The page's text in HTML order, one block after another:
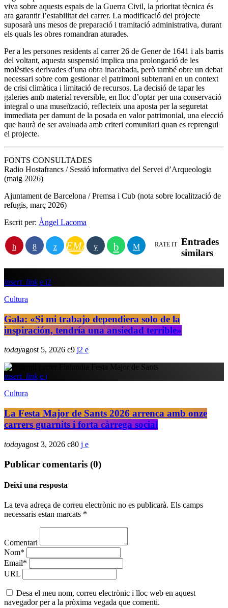
viva sobre aquests espais de la Guerra Civil, la prioritat tècnica és
ara garantir l’estabilitat del carrer. La modificació del projecte
suposarà uns mesos de preparació i tramitació administrativa, durant
els quals les obres romandran aturades.
Per a les persones residents al carrer 26 de Gener de 1641 i als barris
del voltant, aquesta suspensió implica una prolongació de les
molèsties derivades d’una obra inacabada, però també obre un debat
necessari sobre com gestionar el patrimoni subterrani en un context
de crisi climàtica i limitació de recursos. La decisió de tapar les
galeries amb material reversible, en lloc d’optar per una conservació
integral o una museïtzació, reflecteix una aposta per la seguretat
immediata per damunt de la posada en valor patrimonial, una elecció
que haurà de ser avaluada amb criteri comunitari quan es reprengui
el projecte.
FONTS CONSULTADES
Radio Hostafrancs / Sessió informativa del Servei d’Arqueologia
(maig 2026)
Ajuntament de Barcelona / Premsa i Cub (nota sobre localització de
refugis, març 2026)
Escrit per: Àngel Lacoma
EMAIL RATE IT Entrades
similars
insert_link
2
Cultura
Gala: «Si mi trabajo dependiera solo de la
inspiración, tendría una ansiedad terrible»
todayagost 5, 2026 9 2
insert_link
Cultura
La Festa Major de Sants 2026 arrenca amb onze
carrers guarnits i forta càrrega social
todayagost 3, 2026 80
Publicar comentaris (0)
Deixi una resposta
La teva adreça de correu electrònic no es publicarà. Els camps
necessaris estan marcats *
Comentari
Nom*
Email*
URL
Desa el meu nom, correu electrònic i lloc web en aquest
navegador per a la pròxima vegada que comenti.